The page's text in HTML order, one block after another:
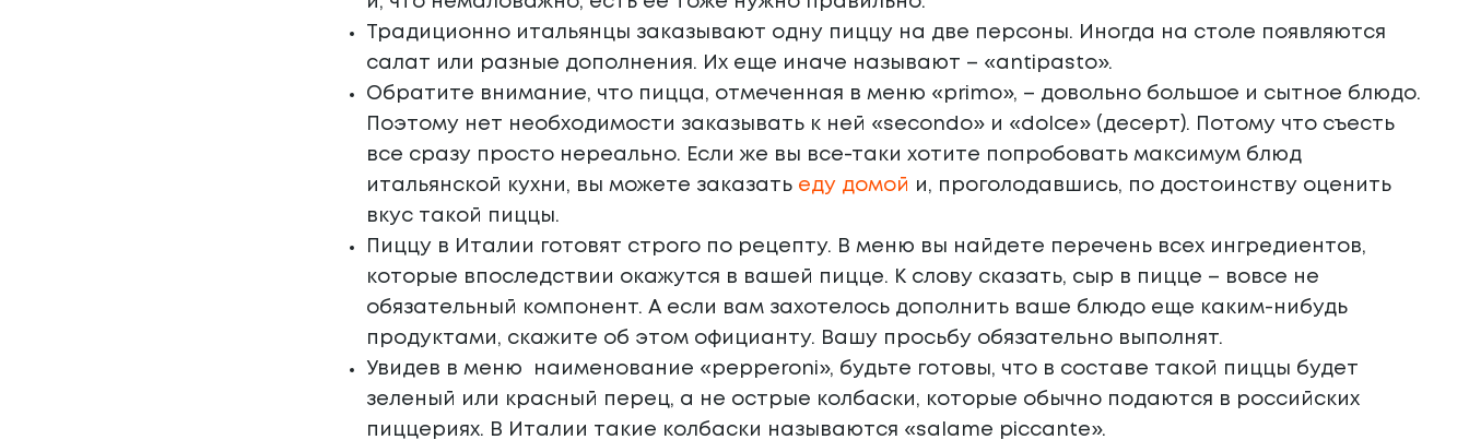
Традиционно итальянцы заказывают одну пиццу на две персоны. Иногда на столе появляются
салат или разные дополнения. Их еще иначе называют – «antipasto».
Обратите внимание, что пицца, отмеченная в меню «primo», – довольно большое и сытное блюдо.
Поэтому нет необходимости заказывать к ней «secondo» и «dolce» (десерт). Потому что съесть
все сразу просто нереально. Если же вы все-таки хотите попробовать максимум блюд
итальянской кухни, вы можете заказать еду домой и, проголодавшись, по достоинству оценить
вкус такой пиццы.
Пиццу в Италии готовят строго по рецепту. В меню вы найдете перечень всех ингредиентов,
которые впоследствии окажутся в вашей пицце. К слову сказать, сыр в пицце – вовсе не
обязательный компонент. А если вам захотелось дополнить ваше блюдо еще каким-нибудь
продуктами, скажите об этом официанту. Вашу просьбу обязательно выполнят.
Увидев в меню наименование «pepperoni», будьте готовы, что в составе такой пиццы будет
зеленый или красный перец, а не острые колбаски, которые обычно подаются в российских
пиццериях. В Италии такие колбаски называются «salame piccante».